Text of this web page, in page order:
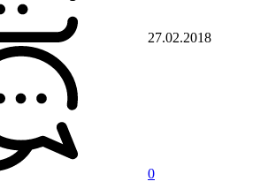
27.02.2018
0